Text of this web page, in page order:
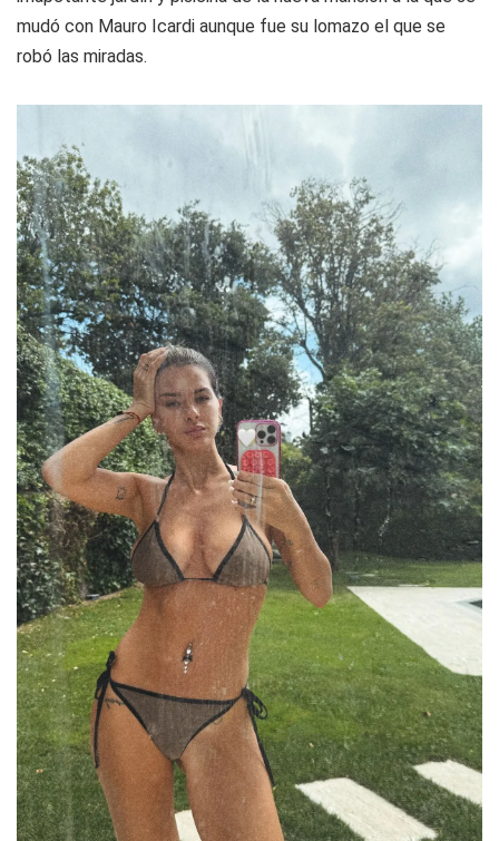
mudó con Mauro Icardi aunque fue su lomazo el que se
robó las miradas.